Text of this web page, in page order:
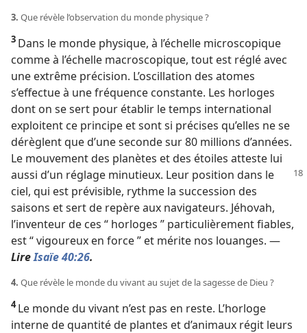
3. Que révèle l’observation du monde physique ?
3 Dans le monde physique, à l’échelle microscopique
comme à l’échelle macroscopique, tout est réglé avec
une extrême précision. L’oscillation des atomes
s’effectue à une fréquence constante. Les horloges
dont on se sert pour établir le temps international
exploitent ce principe et sont si précises qu’elles ne se
dérèglent que d’une seconde sur 80 millions d’années.
Le mouvement des planètes et des étoiles atteste lui
aussi d’un réglage minutieux. Leur position dans le
ciel, qui est prévisible, rythme la succession des
saisons et sert de repère aux navigateurs. Jéhovah,
l’inventeur de ces “ horloges ” particulièrement fiables,
est “ vigoureux en force ” et mérite nos louanges. —
LireIsaïe 40:26.
4. Que révèle le monde du vivant au sujet de la sagesse de Dieu ?
4Le monde du vivant n’est pas en reste. L’horloge
interne de quantité de plantes et d’animaux régit leurs